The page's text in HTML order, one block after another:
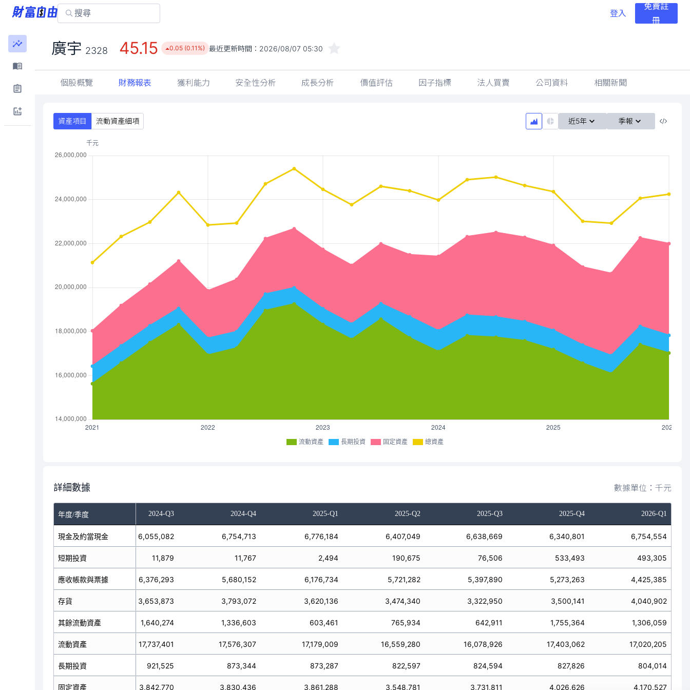
登入
免費註
冊
廣宇 2328 45.15 0.05 (0.11%) 最近更新時間： 2026/08/07 05:30
個股概覽 財務報表 獲利能力 安全性分析 成長分析 價值評估 因子指標 法人買賣 公司資料 相關新聞
資產項目 流動資產細項 近5年 季報
流動資產 長期投資 固定資產 總資產
詳細數據 數據單位：千元
年度/季度
2024-Q2 2024-Q3 2024-Q4 2025-Q1 2025-Q2 2025-Q3 2025-Q4 2026-Q1
現金及約當現金
短期投資
應收帳款與票據
存貨
其餘流動資產
流動資產
長期投資
固定資產
6,564,051 6,055,082 6,754,713 6,776,184 6,407,049 6,638,669 6,340,801 6,754,554
11,225 11,879 11,767 2,494 190,675 76,506 533,493 493,305
6,379,660 6,376,293 5,680,152 6,176,734 5,721,282 5,397,890 5,273,263 4,425,385
3,648,180 3,653,873 3,793,072 3,620,136 3,474,340 3,322,950 3,500,141 4,040,902
1,203,995 1,640,274 1,336,603 603,461 765,934 642,911 1,755,364 1,306,059
17,807,111 17,737,401 17,576,307 17,179,009 16,559,280 16,078,926 17,403,062 17,020,205
930,614 921,525 873,344 873,287 822,597 824,594 827,826 804,014
3,572,423 3,842,770 3,830,436 3,861,288 3,548,781 3,731,811 4,026,626 4,170,527